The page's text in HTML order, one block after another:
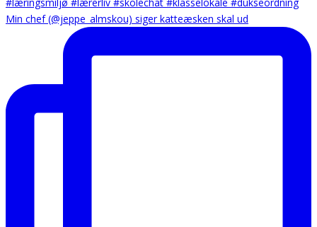
Min chef (@jeppe_almskou) siger katteæsken skal ud